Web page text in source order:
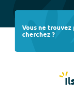
Vous ne trouvez
cherchez ?